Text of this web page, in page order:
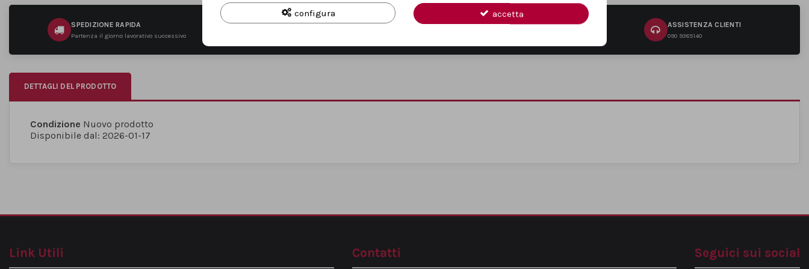
SPEDIZIONE RAPIDA
Partenza il giorno lavorativo successivo
RESO PER CONSUMATORI PAGAMENTI SICURI ASSISTENZA CLIENTI
090 9385140
DETTAGLI DEL PRODOTTO
Condizione Nuovo prodotto
Disponibile dal: 2026-01-17
Link Utili Contatti Seguici sui social
configura accetta